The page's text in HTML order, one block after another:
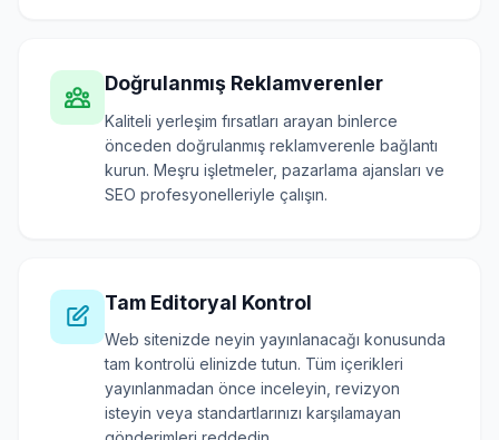
Doğrulanmış Reklamverenler
Kaliteli yerleşim fırsatları arayan binlerce
önceden doğrulanmış reklamverenle bağlantı
kurun. Meşru işletmeler, pazarlama ajansları ve
SEO profesyonelleriyle çalışın.
Tam Editoryal Kontrol
Web sitenizde neyin yayınlanacağı konusunda
tam kontrolü elinizde tutun. Tüm içerikleri
yayınlanmadan önce inceleyin, revizyon
isteyin veya standartlarınızı karşılamayan